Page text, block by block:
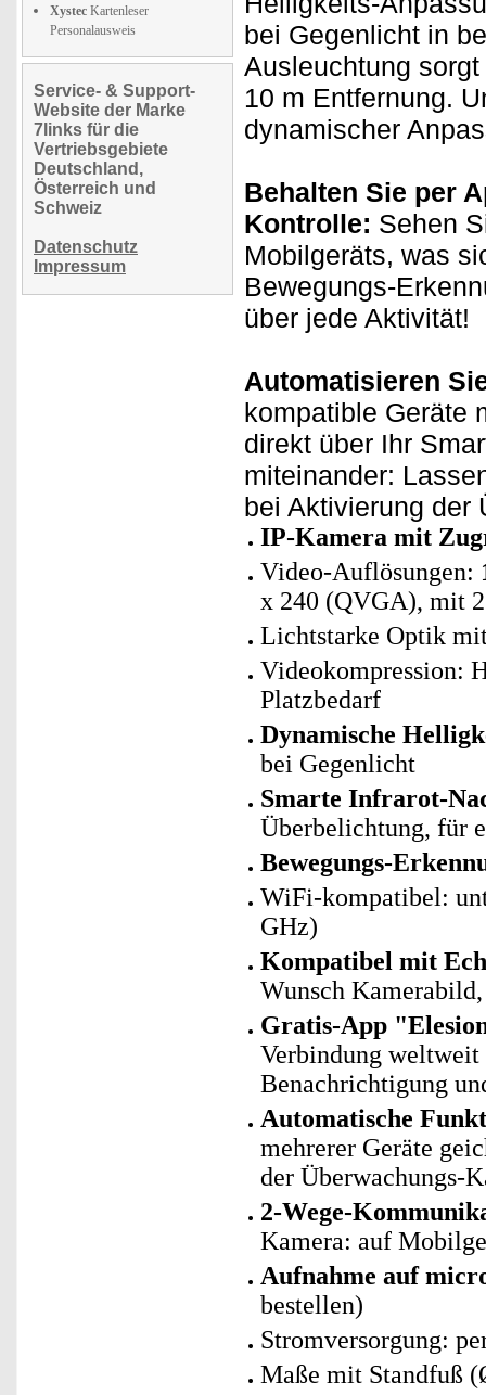
Xystec Kartenleser
Personalausweis
Service- & Support-
Website der Marke
7links für die
Vertriebsgebiete
Deutschland,
Österreich und
Schweiz
Datenschutz
Impressum
bei Gegenlicht in
Ausleuchtung
10 m Entfernung.
dynamischer
Behalten Sie per
Kontrolle: Sehen
Mobilgeräts, was
Bewegungs-
über jede Aktivität!
Automatisieren
kompatible Geräte
direkt über Ihr
miteinander:
bei Aktivierung der
IP-Kamera mit
Video-Auflösungen:
x 240 (QVGA), mit
Lichtstarke Optik
Videokompression:
Platzbedarf
Dynamische
bei Gegenlicht
Smarte Infrarot-
Überbelichtung, für
Bewegungs-
WiFi-kompatibel:
GHz)
Kompatibel mit
Wunsch
Gratis-App
Verbindung weltweit
Benachrichtigung
Automatische
mehrerer Geräte
der Überwachungs-
2-Wege-
Kamera: auf
Aufnahme auf
bestellen)
Stromversorgung:
Maße mit Standfuß